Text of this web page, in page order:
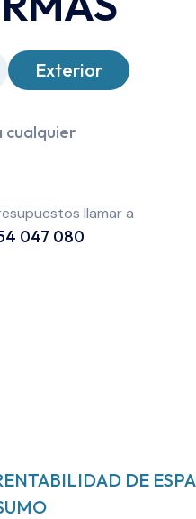
Exterior
cualquier
llamar a
047 080
DE